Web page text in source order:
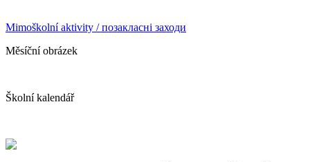
Mimoškolní aktivity / позакласні заходи
Měsíční obrázek
Školní kalendář